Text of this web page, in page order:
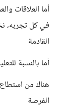
أما العلاقات
في كل تجربه،
القادمة
أما بالنسبة
هناك من استطاع
الفرصة